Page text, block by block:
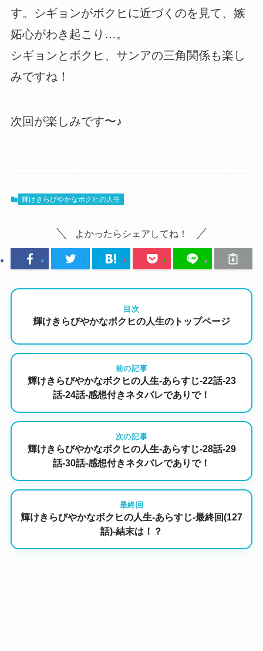
す。シギョンがボクヒに近づくのを見て、嫉
妬心がわき起こり…。
シギョンとボクヒ、サンアの三角関係も楽し
みですね！
次回が楽しみです〜♪
輝けきらびやかなボクヒの人生
よかったらシェアしてね！
目次
輝けきらびやかなボクヒの人生のトップページ
前の記事
輝けきらびやかなボクヒの人生-あらすじ-22話-23
話-24話-感想付きネタバレでありで！
次の記事
輝けきらびやかなボクヒの人生-あらすじ-28話-29
話-30話-感想付きネタバレでありで！
最終回
輝けきらびやかなボクヒの人生-あらすじ-最終回(127
話)-結末は！？